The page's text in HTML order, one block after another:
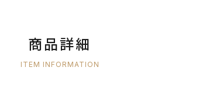
商品詳細
ITEM INFORMATION